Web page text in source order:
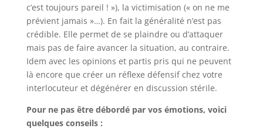
c’est toujours pareil ! »), la victimisation (« on ne me
prévient jamais »…). En fait la généralité n’est pas
crédible. Elle permet de se plaindre ou d’attaquer
mais pas de faire avancer la situation, au contraire.
Idem avec les opinions et partis pris qui ne peuvent
là encore que créer un réflexe défensif chez votre
interlocuteur et dégénérer en discussion stérile.
Pour ne pas être débordé par vos émotions, voici
quelques conseils :